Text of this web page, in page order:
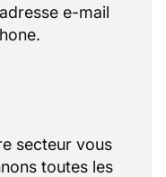
e-mail
secteur vous
toutes les